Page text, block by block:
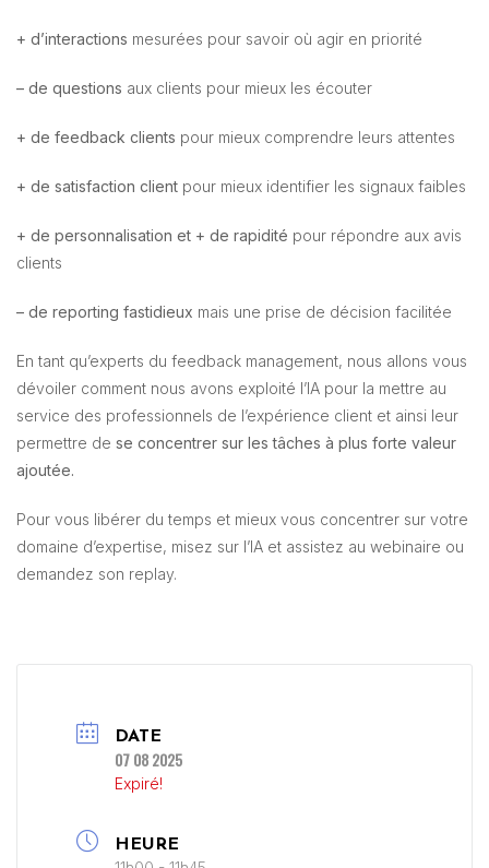
+ d’interactions mesurées pour savoir où agir en priorité
– de questions aux clients pour mieux les écouter
+ de feedback clients pour mieux comprendre leurs attentes
+ de satisfaction clientpour mieux identifier les signaux faibles
+ de personnalisation et + de rapidité pour répondre aux avis
clients
– de reporting fastidieux mais une prise de décision facilitée
En tant qu’experts du feedback management, nous allons vous
dévoiler comment nous avons exploité l’IA pour la mettre au
service des professionnels de l’expérience client et ainsi leur
permettre de se concentrer sur les tâches à plus forte valeur
ajoutée.
Pour vous libérer du temps et mieux vous concentrer sur votre
domaine d’expertise, misez sur l’IA et assistez au webinaire ou
demandez son replay.
DATE
07 08 2025
Expiré!
HEURE